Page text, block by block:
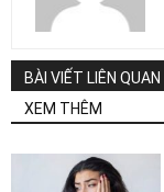
BÀI VIẾT LIÊN QUAN
XEM THÊM